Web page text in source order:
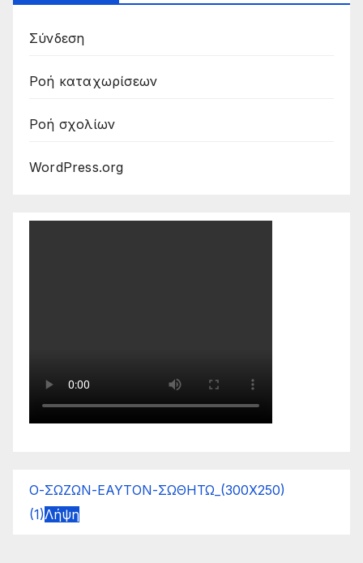
Σύνδεση
Ροή καταχωρίσεων
Ροή σχολίων
WordPress.org
Ο-ΣΩΖΩΝ-ΕΑΥΤΟΝ-ΣΩΘΗΤΩ_(300Χ250)
(1)Λήψη